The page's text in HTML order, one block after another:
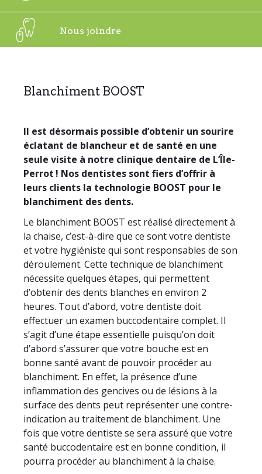
autres douleurs dentaires… Nous vous recevrons
dans les plus brefs délais pour un rendez-vous
d’urgence, durant nos heures d’ouverture.
Lundi 9:00 – 18:00
Mardi 9:00 – 19:00
Jeudi 13:00 – 21:00
Vendredi 9:00 – 15:00 *
Samedi 9:00 – 15:00 *
* Sur rendez-vous seulement
Pour demander un rendez-vous, vous pouvez téléphoner au
(514) 425-4256ou compléter le formulaire ci-dessous.
ÊTES-VOUS UN NOUVEAU PATIENT?
Oui Non
Veuillez
laisser
ce
champ
vide.
Promotions à venir
Nous joindre
condition bucco-dentaire, nos professionnels
Centre Dentaire Don Quichotte25,
boulevard Don Quichotte,
suite 144
L’Île-Perrot, QC, J7V 7X4
514-425-4256
cddonquichotte@hotmail.com
Blanchiment BOOST
Il est désormais possible d’obtenir un sourire
éclatant de blancheur et de santé en une
seule visite à notre clinique dentaire de L’Île-
Perrot ! Nos dentistes sont fiers d’offrir à
leurs clients la technologie BOOST pour le
blanchiment des dents.
Le blanchiment BOOST est réalisé directement à
la chaise, c’est-à-dire que ce sont votre dentiste
et votre hygiéniste qui sont responsables de son
déroulement. Cette technique de blanchiment
nécessite quelques étapes, qui permettent
d’obtenir des dents blanches en environ 2
heures. Tout d’abord, votre dentiste doit
effectuer un examen buccodentaire complet. Il
s’agit d’une étape essentielle puisqu’on doit
d’abord s’assurer que votre bouche est en
bonne santé avant de pouvoir procéder au
blanchiment. En effet, la présence d’une
inflammation des gencives ou de lésions à la
surface des dents peut représenter une contre-
indication au traitement de blanchiment. Une
fois que votre dentiste se sera assuré que votre
santé buccodentaire est en bonne condition, il
pourra procéder au blanchiment à la chaise.